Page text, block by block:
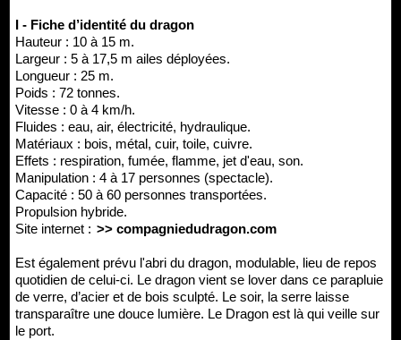
I - Fiche d’identité du dragon
Hauteur : 10 à 15 m.
Largeur : 5 à 17,5 m ailes déployées.
Longueur : 25 m.
Poids : 72 tonnes.
Vitesse : 0 à 4 km/h.
Fluides : eau, air, électricité, hydraulique.
Matériaux : bois, métal, cuir, toile, cuivre.
Effets : respiration, fumée, flamme, jet d'eau, son.
Manipulation : 4 à 17 personnes (spectacle).
Capacité : 50 à 60 personnes transportées.
Propulsion hybride.
Site internet : >> compagniedudragon.com
Est également prévu l'abri du dragon, modulable, lieu de repos
quotidien de celui-ci. Le dragon vient se lover dans ce parapluie
de verre, d’acier et de bois sculpté. Le soir, la serre laisse
transparaître une douce lumière. Le Dragon est là qui veille sur
le port.